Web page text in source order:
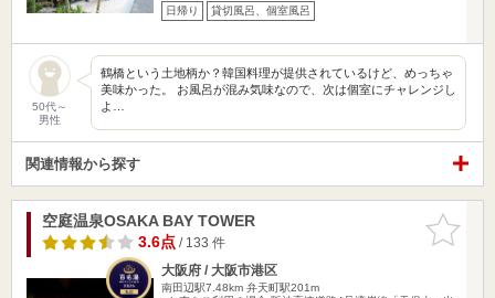
日帰り 貸切風呂、個室風呂
50代～
男性
鶴橋という土地柄か？韓国料理が提供されているけど、めっちゃ
美味かった。 お風呂が混み気味なので、次は個室にチャレンジし
よ…
関連情報から探す
お気に入
りに追加
空庭温泉OSAKA BAY TOWER
3.6点/ 133 件
大阪府 / 大阪市港区
南田辺駅7.48km 弁天町駅201m